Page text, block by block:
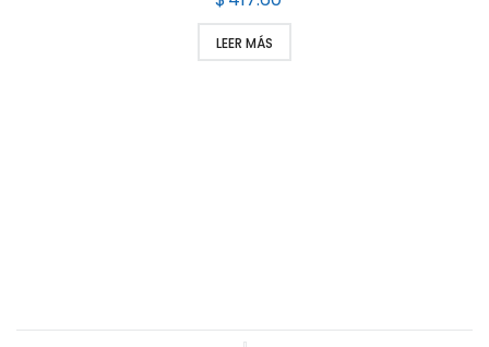
LEER MÁS